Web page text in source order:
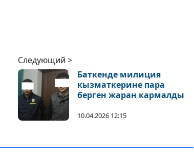
Следующий >
Баткенде милиция
кызматкерине пара
берген жаран кармалды
10.04.2026 12:15